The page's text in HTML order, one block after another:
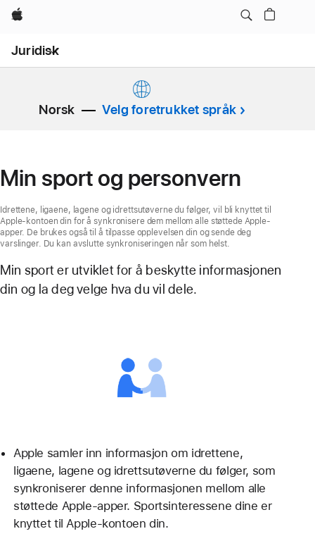
Apple
Juridisk
Menu
Norsk Velg foretrukket språk
Min sport og personvern
Idrettene, ligaene, lagene og idrettsutøverne du følger, vil bli knyttet til
Apple‑kontoen din for å synkronisere dem mellom alle støttede Apple-
apper. De brukes også til å tilpasse opplevelsen din og sende deg
varslinger. Du kan avslutte synkroniseringen når som helst.
Min sport er utviklet for å beskytte informasjonen
din og la deg velge hva du vil dele.
Apple samler inn informasjon om idrettene,
ligaene, lagene og idrettsutøverne du følger, som
synkroniserer denne informasjonen mellom alle
støttede Apple-apper. Sportsinteressene dine er
knyttet til Apple‑kontoen din.